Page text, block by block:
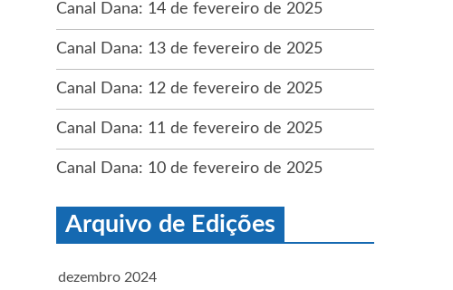
Canal Dana: 14 de fevereiro de 2025
Canal Dana: 13 de fevereiro de 2025
Canal Dana: 12 de fevereiro de 2025
Canal Dana: 11 de fevereiro de 2025
Canal Dana: 10 de fevereiro de 2025
Arquivo de Edições
dezembro 2024